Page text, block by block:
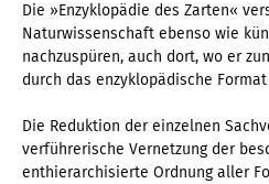
Die »Enzyklopädie des Zarten«
Naturwissenschaft ebenso wie
nachzuspüren, auch dort, wo er
durch das enzyklopädische
Die Reduktion der einzelnen
verführerische Vernetzung der
enthierarchisierte Ordnung aller